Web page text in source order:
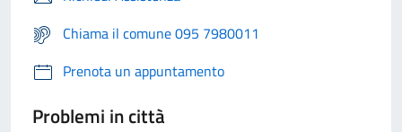
Chiama il comune 095 7980011
Prenota un appuntamento
Problemi in città